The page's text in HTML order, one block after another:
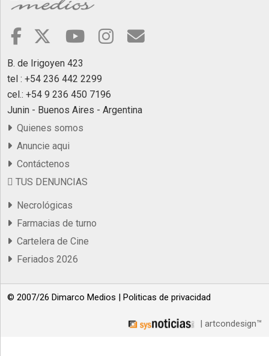
B. de Irigoyen 423
tel : +54 236 442 2299
cel.: +54 9 236 450 7196
Junin - Buenos Aires - Argentina
Quienes somos
Anuncie aqui
Contáctenos
TUS DENUNCIAS
Necrológicas
Farmacias de turno
Cartelera de Cine
Feriados 2026
© 2007/26 Dimarco Medios | Politicas de privacidad
| artcondesign™